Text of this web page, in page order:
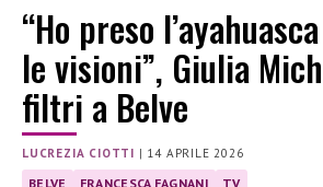
“Ho preso
le visioni”, Giulia
filtri a Belve
LUCREZIA CIOTTI | 14 APRILE 2026
BELVE FRANCESCA FAGNANI TV